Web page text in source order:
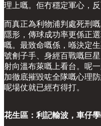
理上嘅。佢冇穩定軍心，
而真正為利物浦判處死刑
隱形，傳球成功率更係正
嘅。最致命嘅係，喺決定
號劊子手、身經百戰嘅巨
射向溫布萊嘅上看台。呢
加徹底摧毀咗全隊嘅心理
呢場仗就已經冇得打。
花生區：利記輸波，車仔